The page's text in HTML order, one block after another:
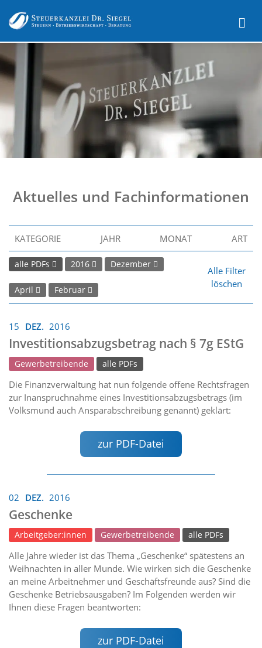
Aktuelles und Fachinformationen
KATEGORIE JAHR MONAT ART
alle PDFs 2016 Dezember
April Februar
Alle Filter
löschen
15 DEZ. 2016
Investitionsabzugsbetrag nach § 7g EStG
Gewerbetreibende alle PDFs
Die Finanzverwaltung hat nun folgende offene Rechtsfragen
zur Inanspruchnahme eines Investitionsabzugsbetrags (im
Volksmund auch Ansparabschreibung genannt) geklärt:
zur PDF-Datei
02 DEZ. 2016
Geschenke
Arbeitgeber:innen Gewerbetreibende alle PDFs
Alle Jahre wieder ist das Thema „Geschenke“ spätestens an
Weihnachten in aller Munde. Wie wirken sich die Geschenke
an meine Arbeitnehmer und Geschäftsfreunde aus? Sind die
Geschenke Betriebsausgaben? Im Folgenden werden wir
Ihnen diese Fragen beantworten:
zur PDF-Datei